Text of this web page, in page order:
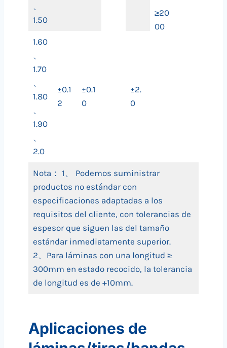
≥20
00
、
1.50
1.60
、
1.70
、
1.80
、
1.90
、
2.0
±0.1
2
±0.1
0
±2.
0
Nota： 1、 Podemos suministrar
productos no estándar con
especificaciones adaptadas a los
requisitos del cliente, con tolerancias de
espesor que siguen las del tamaño
estándar inmediatamente superior.
2、Para láminas con una longitud ≥
300mm en estado recocido, la tolerancia
de longitud es de +10mm.
Aplicaciones de